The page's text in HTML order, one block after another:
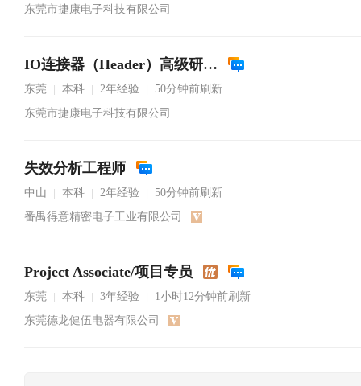
东莞市捷康电子科技有限公司
IO连接器（Header）高级研发工程师
东莞 本科 2年经验
50分钟前刷新
东莞市捷康电子科技有限公司
失效分析工程师
中山 本科 2年经验
50分钟前刷新
番禺得意精密电子工业有限公司
Project Associate/项目专员
东莞 本科 3年经验
1小时12分钟前刷新
东莞德龙健伍电器有限公司